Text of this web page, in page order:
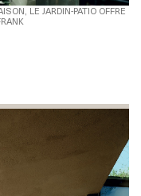
LE JARDIN-PATIO OFFRE